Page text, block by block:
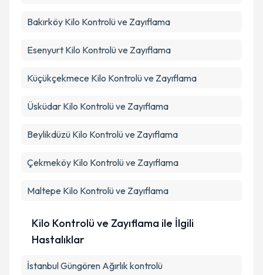
Bakırköy Kilo Kontrolü ve Zayıflama
Esenyurt Kilo Kontrolü ve Zayıflama
Küçükçekmece Kilo Kontrolü ve Zayıflama
Üsküdar Kilo Kontrolü ve Zayıflama
Beylikdüzü Kilo Kontrolü ve Zayıflama
Çekmeköy Kilo Kontrolü ve Zayıflama
Maltepe Kilo Kontrolü ve Zayıflama
Kilo Kontrolü ve Zayıflama ile İlgili
Hastalıklar
İstanbul Güngören Ağırlık kontrolü